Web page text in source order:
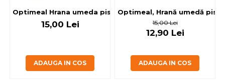
Optimeal Hrana umeda pisici
15,00 Lei
ADAUGA IN COS
Optimeal, Hrană umedă
15,00 Lei
12,90 Lei
ADAUGA IN COS